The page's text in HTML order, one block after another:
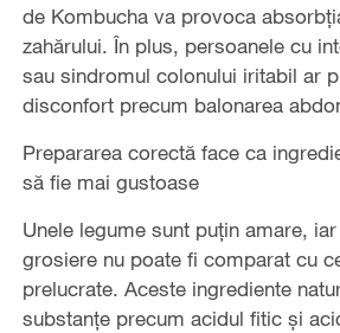
de Kombucha va provoca
zahărului. În plus, persoanele cu
sau sindromul colonului iritabil ar
disconfort precum balonarea
Prepararea corectă face ca
să fie mai gustoase
Unele legume sunt puțin amare,
grosiere nu poate fi comparat cu
prelucrate. Aceste ingrediente
substanțe precum acidul fitic și